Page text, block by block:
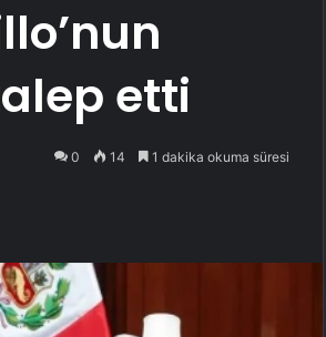
etti
0 14 1 dakika okuma süresi